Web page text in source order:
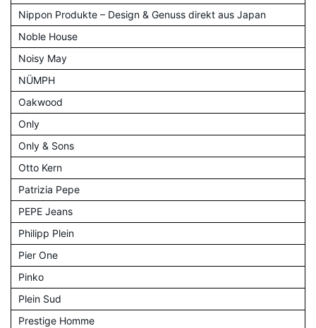
Nippon Produkte – Design & Genuss direkt aus Japan
Noble House
Noisy May
NÜMPH
Oakwood
Only
Only & Sons
Otto Kern
Patrizia Pepe
PEPE Jeans
Philipp Plein
Pier One
Pinko
Plein Sud
Prestige Homme